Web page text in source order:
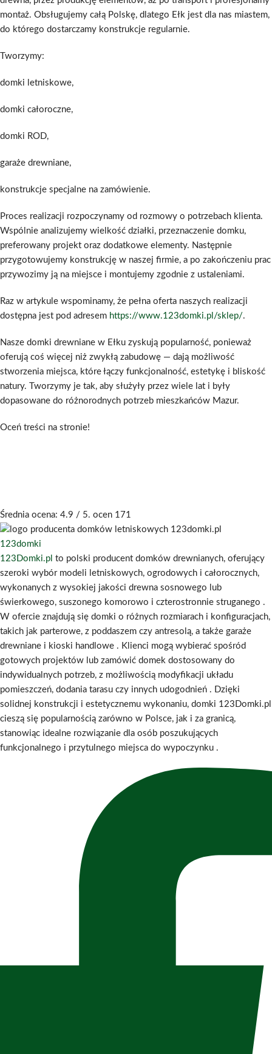
montaż. Obsługujemy całą Polskę, dlatego Ełk jest dla nas miastem,
do którego dostarczamy konstrukcje regularnie.
Tworzymy:
domki letniskowe,
domki całoroczne,
domki ROD,
garaże drewniane,
konstrukcje specjalne na zamówienie.
Proces realizacji rozpoczynamy od rozmowy o potrzebach klienta.
Wspólnie analizujemy wielkość działki, przeznaczenie domku,
preferowany projekt oraz dodatkowe elementy. Następnie
przygotowujemy konstrukcję w naszej firmie, a po zakończeniu prac
przywozimy ją na miejsce i montujemy zgodnie z ustaleniami.
Raz w artykule wspominamy, że pełna oferta naszych realizacji
dostępna jest pod adresem https://www.123domki.pl/sklep/.
Nasze domki drewniane w Ełku zyskują popularność, ponieważ
oferują coś więcej niż zwykłą zabudowę — dają możliwość
stworzenia miejsca, które łączy funkcjonalność, estetykę i bliskość
natury. Tworzymy je tak, aby służyły przez wiele lat i były
dopasowane do różnorodnych potrzeb mieszkańców Mazur.
Oceń treści na stronie!
Średnia ocena: 4.9 / 5. ocen 171
123domki
123Domki.pl to polski producent domków drewnianych, oferujący
szeroki wybór modeli letniskowych, ogrodowych i całorocznych,
wykonanych z wysokiej jakości drewna sosnowego lub
świerkowego, suszonego komorowo i czterostronnie struganego .
W ofercie znajdują się domki o różnych rozmiarach i konfiguracjach,
takich jak parterowe, z poddaszem czy antresolą, a także garaże
drewniane i kioski handlowe . Klienci mogą wybierać spośród
gotowych projektów lub zamówić domek dostosowany do
indywidualnych potrzeb, z możliwością modyfikacji układu
pomieszczeń, dodania tarasu czy innych udogodnień .
Dzięki
solidnej konstrukcji i estetycznemu wykonaniu, domki 123Domki.pl
cieszą się popularnością zarówno w Polsce, jak i za granicą,
stanowiąc idealne rozwiązanie dla osób poszukujących
funkcjonalnego i przytulnego miejsca do wypoczynku .